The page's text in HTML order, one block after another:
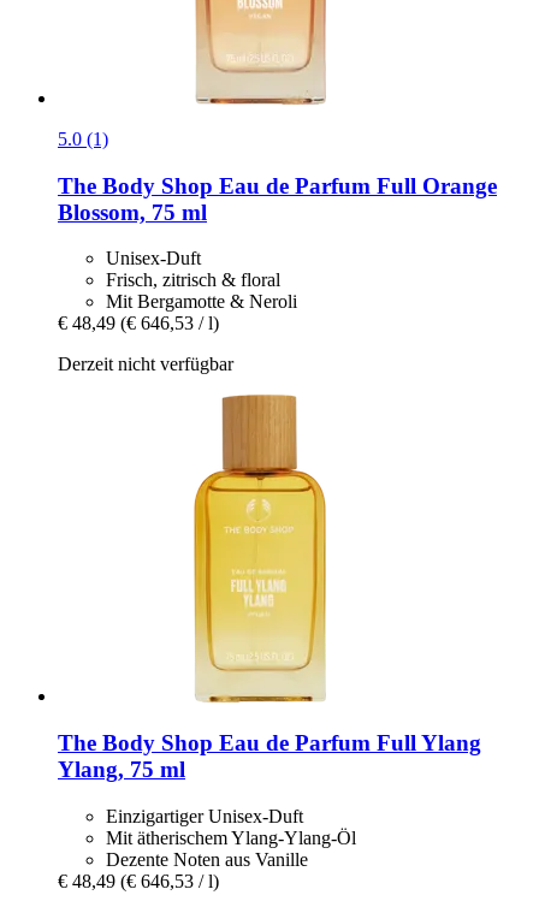
5.0 (1)
The Body Shop Eau de Parfum Full Orange
Blossom, 75 ml
Unisex-Duft
Frisch, zitrisch & floral
Mit Bergamotte & Neroli
€ 48,49 (€ 646,53 / l)
Derzeit nicht verfügbar
The Body Shop Eau de Parfum Full Ylang
Ylang, 75 ml
Einzigartiger Unisex-Duft
Mit ätherischem Ylang-Ylang-Öl
Dezente Noten aus Vanille
€ 48,49 (€ 646,53 / l)